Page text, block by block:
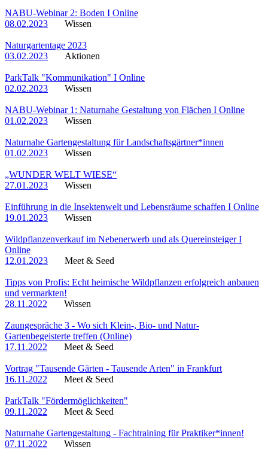
NABU-Webinar 2: Boden I Online
08.02.2023
Wissen
Naturgartentage 2023
03.02.2023
Aktionen
ParkTalk "Kommunikation" I Online
02.02.2023
Wissen
NABU-Webinar 1: Naturnahe Gestaltung von Flächen I Online
01.02.2023
Wissen
Naturnahe Gartengestaltung für Landschaftsgärtner*innen
01.02.2023
Wissen
„WUNDER WELT WIESE“
27.01.2023
Wissen
Einführung in die Insektenwelt und Lebensräume schaffen I Online
19.01.2023
Wissen
Wildpflanzenverkauf im Nebenerwerb und als Quereinsteiger I
Online
12.01.2023
Meet & Seed
Tipps von Profis: Echt heimische Wildpflanzen erfolgreich anbauen
und vermarkten!
28.11.2022
Wissen
Zaungespräche 3 - Wo sich Klein-, Bio- und Natur-
Gartenbegeisterte treffen (Online)
17.11.2022
Meet & Seed
Vortrag "Tausende Gärten - Tausende Arten" in Frankfurt
16.11.2022
Meet & Seed
ParkTalk "Fördermöglichkeiten"
09.11.2022
Meet & Seed
Naturnahe Gartengestaltung - Fachtraining für Praktiker*innen!
07.11.2022
Wissen